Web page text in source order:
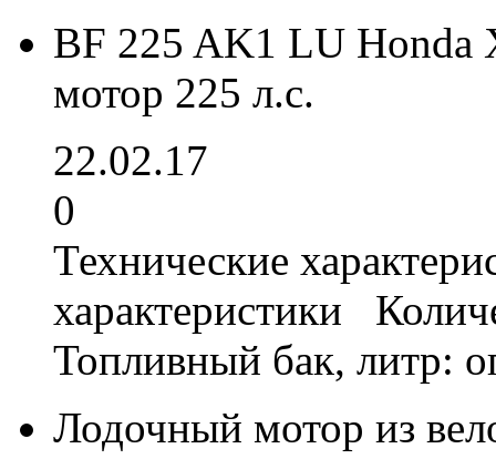
BF 225 AK1 LU Honda
мотор 225 л.с.
22.02.17
0
Технические
характеристики
Топливный бак, литр:
Лодочный мотор из